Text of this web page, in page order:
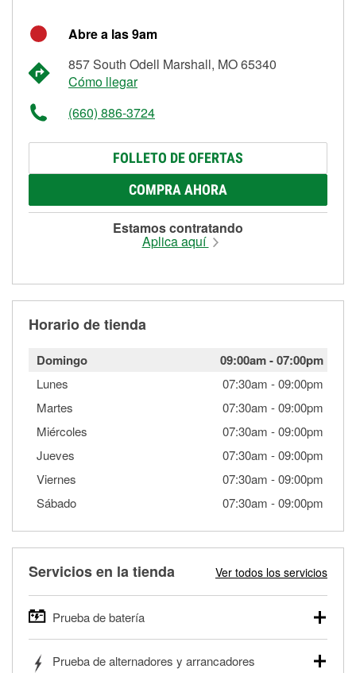
Abre a las 9am
857 South Odell Marshall, MO 65340
Cómo llegar
(660) 886-3724
FOLLETO DE OFERTAS
COMPRA AHORA
Estamos contratando
Aplica aquí
Horario de tienda
Domingo 09:00am-07:00pm
Lunes 07:30am -09:00pm
Martes
07:30am -09:00pm
Miércoles
07:30am -09:00pm
Jueves
07:30am -09:00pm
Viernes
07:30am -09:00pm
Sábado
07:30am -09:00pm
Servicios en la tienda Ver todos los servicios
Prueba de batería
autos, camionetas, SUVs, vehículos comerciales y
Prueba de alternadores y arrancadores